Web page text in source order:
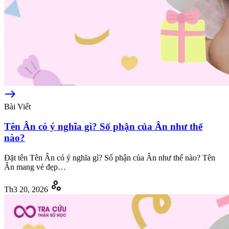
east
Bài Viết
Tên Ân có ý nghĩa gì? Số phận của Ân như thế
nào?
Đặt tên Tên Ân có ý nghĩa gì? Số phận của Ân như thế nào? Tên
Ân mang vẻ đẹp…
Th3 20, 2026 scatter_plot